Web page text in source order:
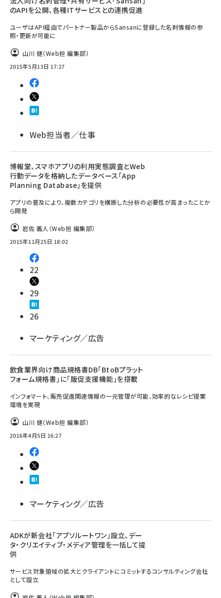
のAPIを公開、各種ITサービスとの連携促進
ユーザはAPI経由でパートナー製品からSansanに登録した名刺情報の参
照・更新が可能に
山川 健（Web担 編集部）
2015年5月13日 17:27
Web担当者／仕事
博報堂、スマホアプリの利用実態調査とWeb
行動データを格納したデータベース「App
Planning Database」を提供
アプリの普及により、複数カテゴリを横断した分析の必要性が高まったことか
ら開発
岩佐 義人（Web担 編集部）
2015年11月25日 18:02
22
29
26
マーケティング／広告
飲食業界向け商品規格書DB「BtoBプラット
フォーム規格書」に「販促支援機能」を搭載
インフォマート、販売促進関連情報の一元管理が可能、効率的なレシピ提案
環境を実現
山川 健（Web担 編集部）
2016年4月5日 16:27
マーケティング／広告
ADKが新会社「アブソルートワン」設立、デー
タ・クリエイティブ・メディア管理を一括して提
供
サービス対象領域の拡大とクライアントにコミットするコンサルティング会社
として設立